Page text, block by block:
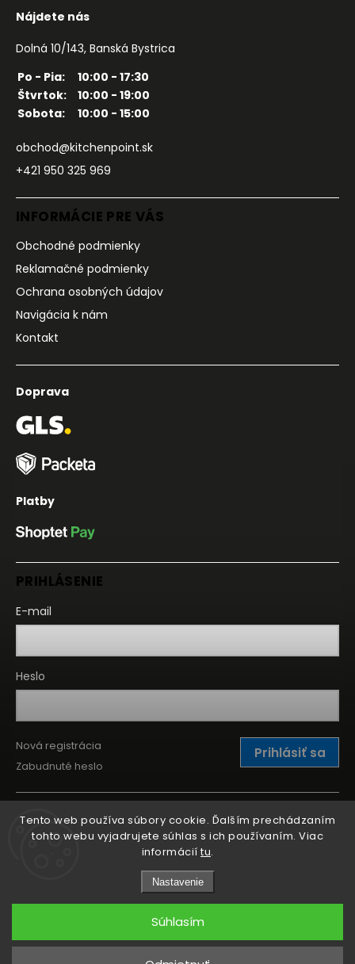
Tento web používa súbory cookie. Ďalším prechádzaním
tohto webu vyjadrujete súhlas s ich používaním. Viac
informácií tu.
Nastavenie
Súhlasím
Nájdete nás
Dolná 10/143, Banská Bystrica
Po - Pia:
10:00 - 17:30
Štvrtok:
10:00 - 19:00
Sobota:
10:00 - 15:00
obchod@kitchenpoint.sk
+421 950 325 969
INFORMÁCIE PRE VÁS
Obchodné podmienky
Reklamačné podmienky
Ochrana osobných údajov
Navigácia k nám
Kontakt
Doprava
Platby
PRIHLÁSENIE
E-mail
Heslo
Prihlásiť sa
Nová registrácia
Zabudnuté heslo
Copyright 2026Kitchen Point. Všetky práva vyhradené.